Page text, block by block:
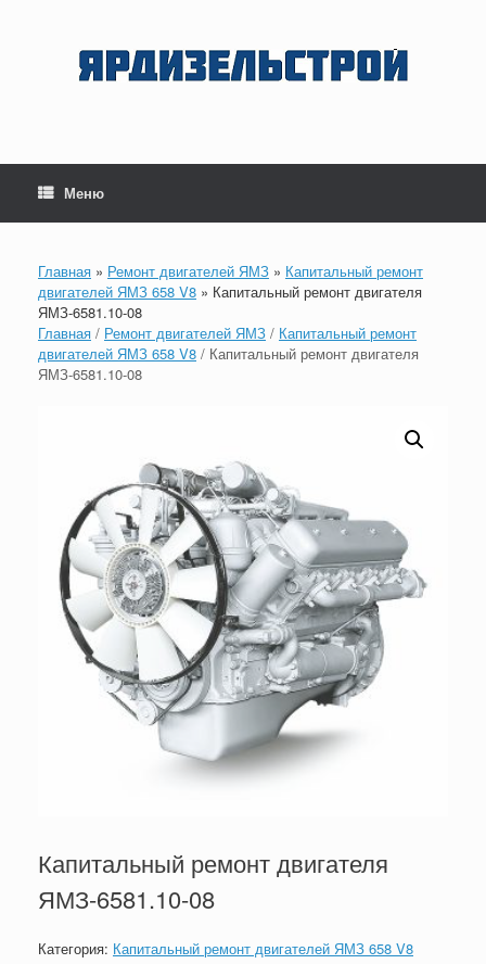
содержанию
Меню
Главная » Ремонт двигателей ЯМЗ » Капитальный ремонт
двигателей ЯМЗ 658 V8 » Капитальный ремонт двигателя
ЯМЗ-6581.10-08
Главная / Ремонт двигателей ЯМЗ / Капитальный ремонт
двигателей ЯМЗ 658 V8 / Капитальный ремонт двигателя
ЯМЗ-6581.10-08
Капитальный ремонт двигателя
ЯМЗ-6581.10-08
Категория: Капитальный ремонт двигателей ЯМЗ 658 V8